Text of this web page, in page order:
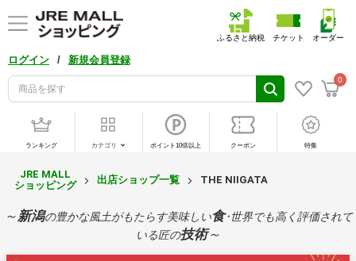
ログイン / 新規会員登録
0
ふるさと納税 チケット オーダー
ランキング カテゴリ ポイント10倍以上 クーポン 特集
JRE MALL
ショッピング
出店ショップ一覧 THE NIIGATA
～新潟の豊かな風土がもたらす美味しい食･世界でも高く評価されて
いる匠の技術～